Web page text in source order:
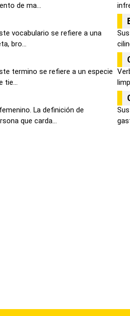
de ma...
vocabulario se refiere a una
bro...
termino se refiere a un especie
tie...
La definición de
que carda...